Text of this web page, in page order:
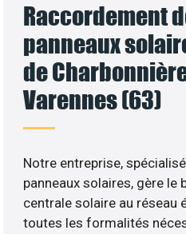
Raccordement
panneaux
de
Varennes (63)
Notre entreprise,
panneaux solaires, gère le
centrale solaire au réseau
toutes les formalités